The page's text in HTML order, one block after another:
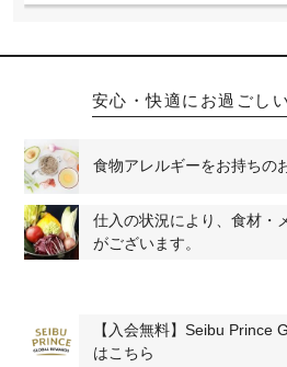
安心・快適にお過ごし
食物アレルギーをお持ちの
仕入の状況により、食材・
がございます。
【入会無料】Seibu Prince
はこちら